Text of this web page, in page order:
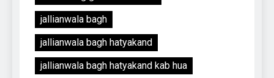
jallianwala bagh
jallianwala bagh hatyakand
jallianwala bagh hatyakand kab hua